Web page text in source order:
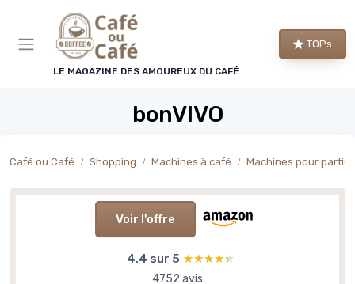
LE MAGAZINE DES AMOUREUX DU CAFÉ
TOPs
bonVIVO
Café ou Café Shopping Machines à café Machines pour
Voir l'offre
4,4 sur 5 ★★★★★
★★★★★
4752 avis
Panneau de gestion des cookies